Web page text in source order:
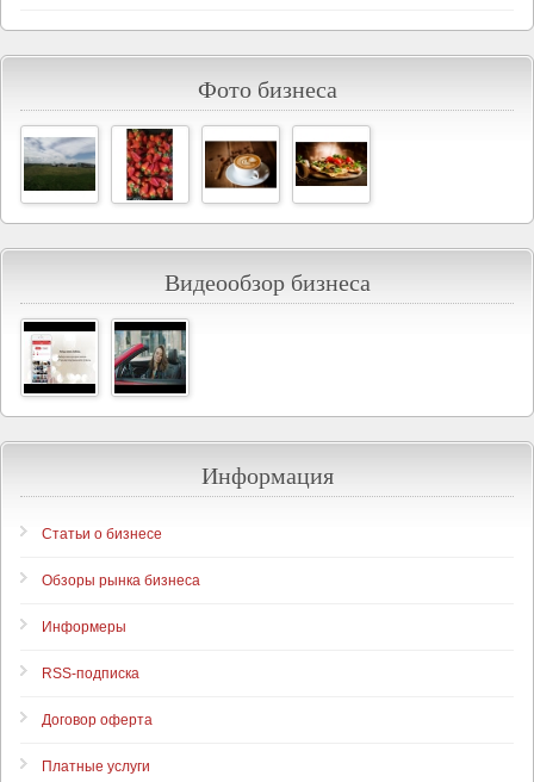
Фото бизнеса
Видеообзор бизнеса
Информация
Статьи о бизнесе
Обзоры рынка бизнеса
Информеры
RSS-подписка
Договор оферта
Платные услуги